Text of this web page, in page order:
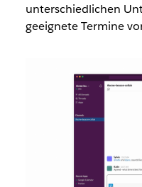
unterschiedlichen
geeignete Termine